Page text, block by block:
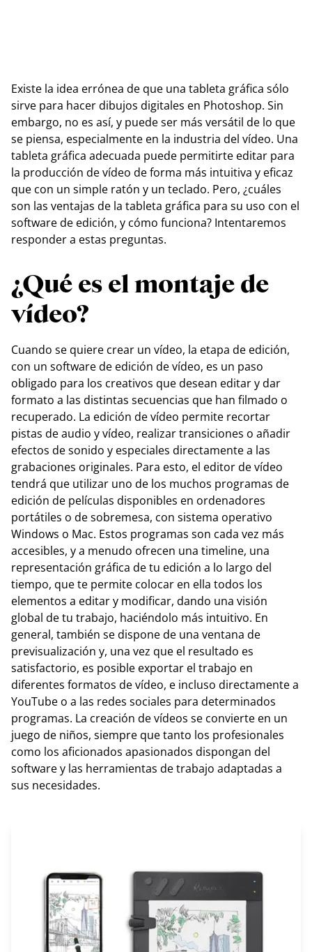
Existe la idea errónea de que una tableta gráfica sólo
sirve para hacer dibujos digitales en Photoshop. Sin
embargo, no es así, y puede ser más versátil de lo que
se piensa, especialmente en la industria del vídeo. Una
tableta gráfica adecuada puede permitirte editar para
la producción de vídeo de forma más intuitiva y eficaz
que con un simple ratón y un teclado. Pero, ¿cuáles
son las ventajas de la tableta gráfica para su uso con el
software de edición, y cómo funciona? Intentaremos
responder a estas preguntas.
¿Qué es el montaje de
vídeo?
Cuando se quiere crear un vídeo, la etapa de edición,
con un software de edición de vídeo, es un paso
obligado para los creativos que desean editar y dar
formato a las distintas secuencias que han filmado o
recuperado. La edición de vídeo permite recortar
pistas de audio y vídeo, realizar transiciones o añadir
efectos de sonido y especiales directamente a las
grabaciones originales. Para esto, el editor de vídeo
tendrá que utilizar uno de los muchos programas de
edición de películas disponibles en ordenadores
portátiles o de sobremesa, con sistema operativo
Windows o Mac. Estos programas son cada vez más
accesibles, y a menudo ofrecen una timeline, una
representación gráfica de tu edición a lo largo del
tiempo, que te permite colocar en ella todos los
elementos a editar y modificar, dando una visión
global de tu trabajo, haciéndolo más intuitivo. En
general, también se dispone de una ventana de
previsualización y, una vez que el resultado es
satisfactorio, es posible exportar el trabajo en
diferentes formatos de vídeo, e incluso directamente a
YouTube o a las redes sociales para determinados
programas. La creación de vídeos se convierte en un
juego de niños, siempre que tanto los profesionales
como los aficionados apasionados dispongan del
software y las herramientas de trabajo adaptadas a
sus necesidades.